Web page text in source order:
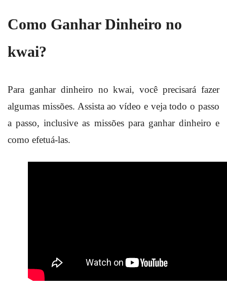
Como Ganhar Dinheiro no
kwai?
Para ganhar dinheiro no kwai, você precisará fazer
algumas missões. Assista ao vídeo e veja todo o passo
a passo, inclusive as missões para ganhar dinheiro e
como efetuá-las.